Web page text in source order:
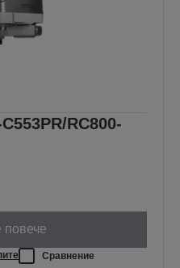
RC800-
повече
Сравнение